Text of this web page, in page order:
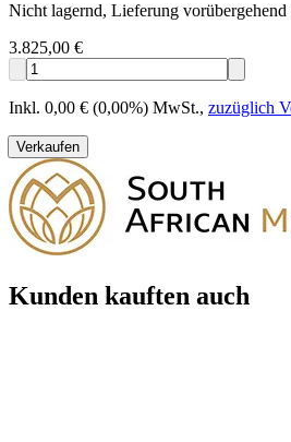
Nicht lagernd, Lieferung
3.825,00 €
Inkl. 0,00 € (0,00%) MwSt., zuzüglich
Verkaufen
Kunden kauften auch